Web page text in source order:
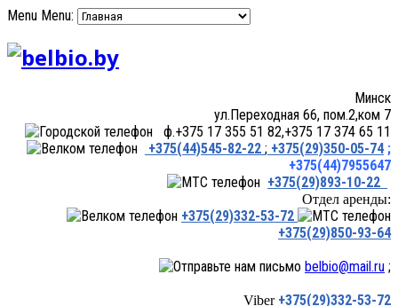
Menu Menu:
Минск
ул.Переходная 66, пом.2,ком 7
ф.+375 17 355 51 82,+375 17 374 65 11
+375(44)545-82-22 ; +375(29)350-05-74 ;
+375(44)7955647
+375(29)893-10-22
Отдел аренды:
+375(29)332-53-72
+375(29)850-93-64
belbio@mail.ru ;
Viber +375(29)332-53-72